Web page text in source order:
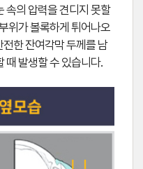
속의 압력을 견디지 못할
위가 볼록하게 튀어나오
한 잔여각막 두께를 남
때 발생할 수 있습니다.